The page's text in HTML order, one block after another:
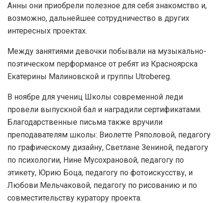
Анны они приобрели полезное для себя знакомство и,
возможно, дальнейшее сотрудничество в других
интересных проектах.
Между занятиями девочки побывали на музыкально-
поэтическом перформансе от ребят из Красноярска
Екатерины Малиновской и группы Utrobereg.
В ноябре для учениц Школы современной леди
провели выпускной бал и наградили сертификатами.
Благодарственные письма также вручили
преподавателям школы: Виолетте Ряполовой, педагогу
по графическому дизайну, Светлане Зениной, педагогу
по психологии, Нине Мусохрановой, педагогу по
этикету, Юрию Боца, педагогу по фотоискусству, и
Любови Мельчаковой, педагогу по рисованию и по
совместительству куратору проекта.